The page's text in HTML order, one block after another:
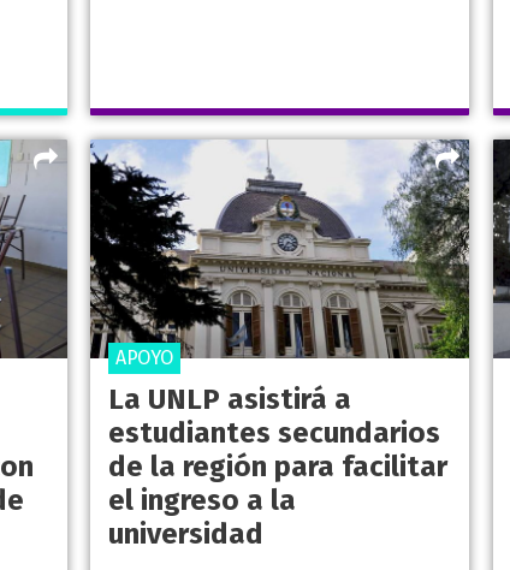
La UNLP asistirá a
estudiantes secundarios
de la región para facilitar
el ingreso a la
universidad
APOYO